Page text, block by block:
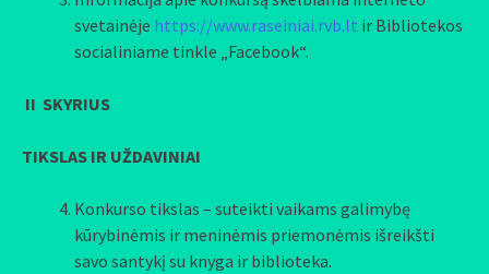
svetainėje https://www.raseiniai.rvb.lt ir Bibliotekos
socialiniame tinkle „Facebook“.
II SKYRIUS
TIKSLAS IR UŽDAVINIAI
Konkurso tikslas – suteikti vaikams galimybę
kūrybinėmis ir meninėmis priemonėmis išreikšti
savo santykį su knyga ir biblioteka.